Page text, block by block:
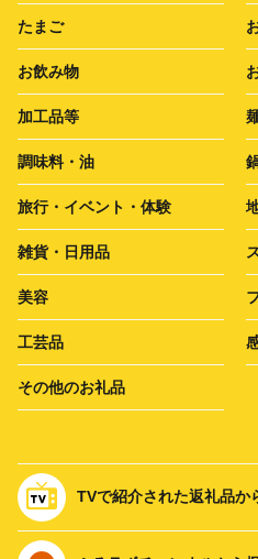
たまご
お飲み物
加工品等
調味料・油
旅行・イベント・体験
雑貨・日用品
美容
工芸品
その他のお礼品
TVで紹介された返礼品か